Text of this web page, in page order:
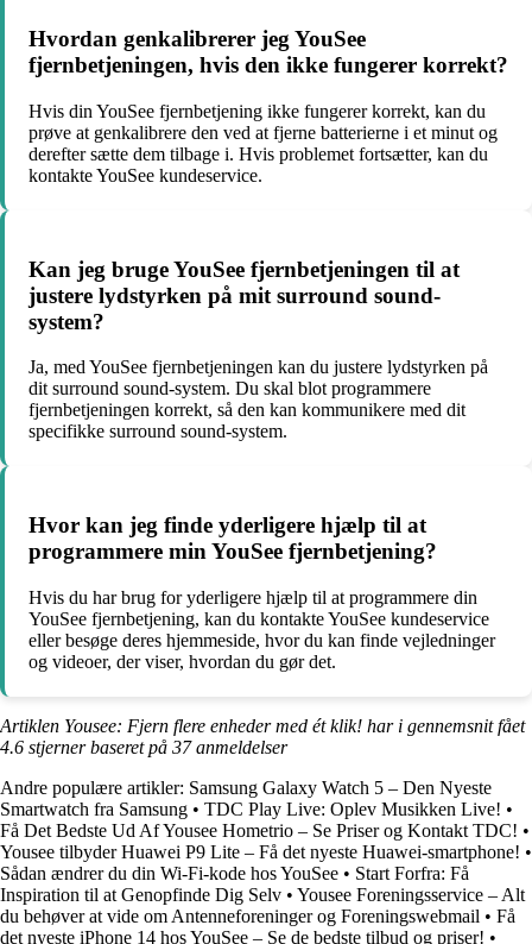
Hvordan genkalibrerer jeg YouSee
fjernbetjeningen, hvis den ikke fungerer korrekt?
Hvis din YouSee fjernbetjening ikke fungerer korrekt, kan du
prøve at genkalibrere den ved at fjerne batterierne i et minut og
derefter sætte dem tilbage i. Hvis problemet fortsætter, kan du
kontakte YouSee kundeservice.
Kan jeg bruge YouSee fjernbetjeningen til at
justere lydstyrken på mit surround sound-
system?
Ja, med YouSee fjernbetjeningen kan du justere lydstyrken på
dit surround sound-system. Du skal blot programmere
fjernbetjeningen korrekt, så den kan kommunikere med dit
specifikke surround sound-system.
Hvor kan jeg finde yderligere hjælp til at
programmere min YouSee fjernbetjening?
Hvis du har brug for yderligere hjælp til at programmere din
YouSee fjernbetjening, kan du kontakte YouSee kundeservice
eller besøge deres hjemmeside, hvor du kan finde vejledninger
og videoer, der viser, hvordan du gør det.
Artiklen Yousee: Fjern flere enheder med ét klik! har i gennemsnit fået
4.6 stjerner baseret på 37anmeldelser
Andre populære artikler: Samsung Galaxy Watch 5 – Den Nyeste
Smartwatch fra Samsung • TDC Play Live: Oplev Musikken Live! •
Få Det Bedste Ud Af Yousee Hometrio – Se Priser og Kontakt TDC! •
Yousee tilbyder Huawei P9 Lite – Få det nyeste Huawei-smartphone! •
Sådan ændrer du din Wi-Fi-kode hos YouSee • Start Forfra: Få
Inspiration til at Genopfinde Dig Selv • Yousee Foreningsservice – Alt
du behøver at vide om Antenneforeninger og Foreningswebmail • Få
det nyeste iPhone 14 hos YouSee – Se de bedste tilbud og priser! •